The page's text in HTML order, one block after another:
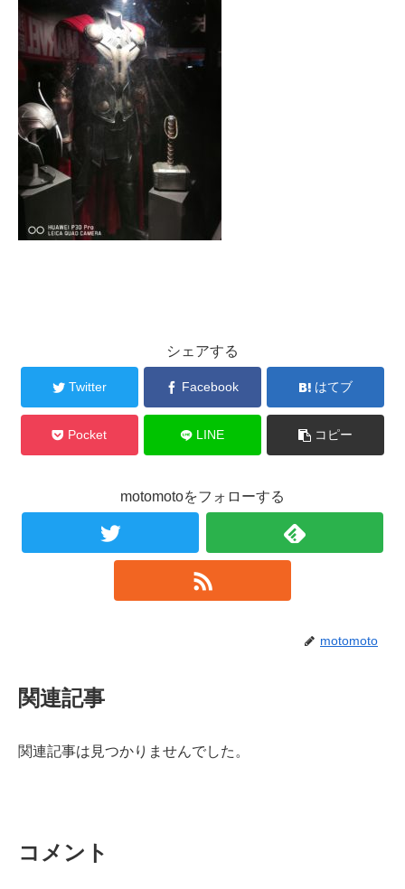
シェアする
Twitter Facebook はてブ
Pocket LINE コピー
motomotoをフォローする
motomoto
関連記事
関連記事は見つかりませんでした。
コメント